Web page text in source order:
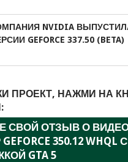
NVIDIA
GEFORCE 337.50 (BETA)
ПРОЕКТ, НАЖМИ НА
СВОЙ ОТЗЫВ О
350.12 WHQL С
GTA 5